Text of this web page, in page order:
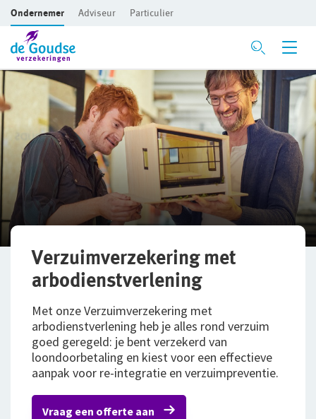
Ga direct naar de inhoud
Ondernemer Adviseur Particulier
Verzekeringen
Voor je bedrijf
Bedrijfsaansprakelijkheidsverzekering
Beroepsaansprakelijkheidsverzekering
CAR- en montageverzekering
Rechtsbijstandverzekering
Bedrijfsgebouwenverzekering
Inventaris/Goederen­verzekering
Bestelautoverzekering
Zakelijke personenautoverzekering
Bekijk alle zakelijke verzekeringen
Verzuimverzekering met
arbodienstverlening
Met onze Verzuimverzekering met
arbodienstverlening heb je alles rond verzuim
goed geregeld: je bent verzekerd van
loondoorbetaling en kiest voor een effectieve
aanpak voor re-integratie en verzuimpreventie.
Vraag een offerte aan